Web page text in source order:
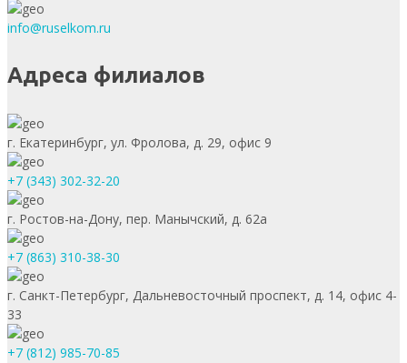
info@ruselkom.ru
Адреса филиалов
г. Екатеринбург, ул. Фролова, д. 29, офис 9
+7 (343) 302-32-20
г. Ростов-на-Дону, пер. Манычский, д. 62а
+7 (863) 310-38-30
г. Санкт-Петербург, Дальневосточный проспект, д. 14, офис 4-
33
+7 (812) 985-70-85